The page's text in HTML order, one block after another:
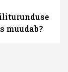
muudab?